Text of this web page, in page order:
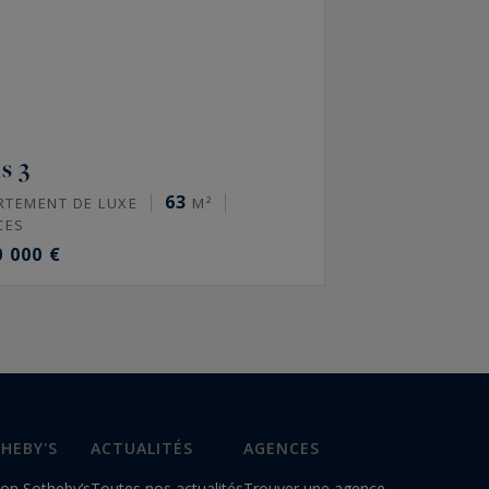
3
DE LUXE 63 M²
000 €
ACTUALITÉS
AGENCES